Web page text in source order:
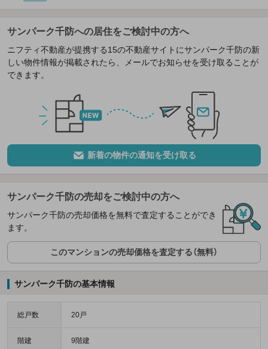
サンパーク千防への居住をご検討中の方へ
ニフティ不動産が提携する15の不動産サイトにサンパーク千防の新
しい物件情報が掲載されたら、メールでお知らせを受け取ることが
できます。
新着の物件の通知を受け取る
サンパーク千防の売却をご検討中の方へ
サンパーク千防の売却価格を無料で査定することができ
ます。
このマンションの売却価格を査定する（無料）
サンパーク千防の基本情報
総戸数 20戸
階建 9階建